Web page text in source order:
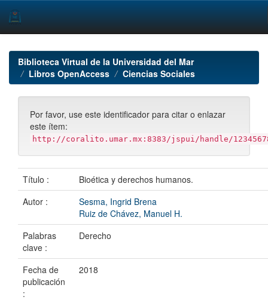
navigationBiblioteca Virtual de la Universidad del Mar
Libros OpenAccess
Ciencias Sociales
Por favor, use este identificador para citar o enlazar
este ítem:
http://coralito.umar.mx:8383/jspui/handle/
Título :
Bioética y derechos humanos.
Autor :
Sesma, Ingrid Brena
Ruiz de Chávez, Manuel H.
Palabras
clave :
Derecho
Fecha de
publicación
:
2018